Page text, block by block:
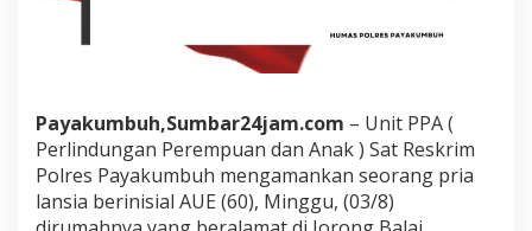
P
a
L
a
n
s
i
Payakumbuh,Sumbar24jam.com – Unit PPA (
Perlindungan Perempuan dan Anak ) Sat Reskrim
Polres Payakumbuh mengamankan seorang pria
lansia berinisial AUE (60), Minggu, (03/8)